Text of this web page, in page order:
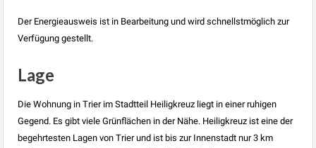
Der Energieausweis ist in Bearbeitung und wird schnellstmöglich zur
Verfügung gestellt.
Lage
Die Wohnung in Trier im Stadtteil Heiligkreuz liegt in einer ruhigen
Gegend. Es gibt viele Grünflächen in der Nähe. Heiligkreuz ist eine der
begehrtesten Lagen von Trier und ist bis zur Innenstadt nur 3 km